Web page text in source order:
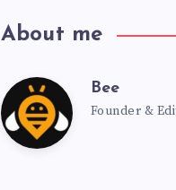
About me
Bee
Founder &